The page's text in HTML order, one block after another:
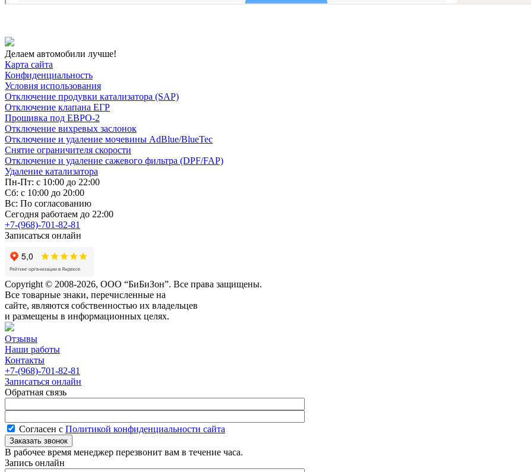
Делаем автомобили лучше!
Карта сайта
Конфиденциальность
Условия использования
Отключение продувки катализатора (SAP)
Отключение клапана ЕГР
Прошивка под ЕВРО-2
Отключение вихревых заслонок
Отключение и удаление мочевины AdBlue/BlueTec
Снятие ограничителя скорости
Отключение и удаление сажевого фильтра (DPF/FAP)
Удаление катализатора
Пн-Пт: с 10:00 до 22:00
Сб: с 10:00 до 20:00
Вс: По согласованию
Сегодня работаем до 22:00
+7-(968)-701-82-81
Записаться онлайн
Copyright © 2008-2026, ООО “БиБиЗон”. Все права защищены.
Все товарные знаки, перечисленные на
сайте, являются собственностью их владельцев
и размещены в информационных целях.
Отзывы
Наши работы
Контакты
+7-(968)-701-82-81
Записаться онлайн
Обратная связь
Согласен с Политикой конфиденциальности сайта
В рабочее время менеджер перезвонит вам в течение часа.
Запись онлайн